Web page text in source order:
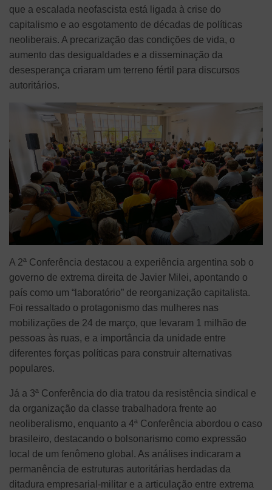
que a escalada neofascista está ligada à crise do
capitalismo e ao esgotamento de décadas de políticas
neoliberais. A precarização das condições de vida, o
aumento das desigualdades e a disseminação da
desesperança criaram um terreno fértil para discursos
autoritários.
A 2ª Conferência destacou a experiência argentina sob o
governo de extrema direita de Javier Milei, apontando o
país como um “laboratório” de reorganização capitalista.
Foi ressaltado o protagonismo das mulheres nas
mobilizações de 24 de março, que levaram 1 milhão de
pessoas às ruas, e a importância da unidade entre
diferentes forças políticas para construir alternativas
populares.
Já a 3ª Conferência do dia tratou da resistência sindical e
da organização da classe trabalhadora frente ao
neoliberalismo, enquanto a 4ª Conferência abordou o caso
brasileiro, destacando o bolsonarismo como expressão
local de um fenômeno global. As análises indicaram a
permanência de estruturas autoritárias herdadas da
ditadura empresarial-militar e a articulação entre extrema